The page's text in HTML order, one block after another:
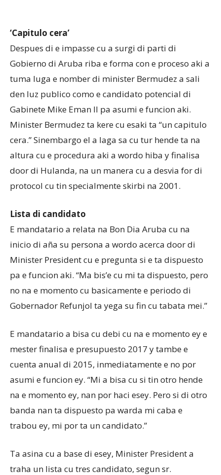
‘Capitulo cera’
Despues di e impasse cu a surgi di parti di
Gobierno di Aruba riba e forma con e proceso aki a
tuma luga e nomber di minister Bermudez a sali
den luz publico como e candidato potencial di
Gabinete Mike Eman II pa asumi e funcion aki.
Minister Bermudez ta kere cu esaki ta “un capitulo
cera.” Sinembargo el a laga sa cu tur hende ta na
altura cu e procedura aki a wordo hiba y finalisa
door di Hulanda, na un manera cu a desvia for di
protocol cu tin specialmente skirbi na 2001.
Lista di candidato
E mandatario a relata na Bon Dia Aruba cu na
inicio di aña su persona a wordo acerca door di
Minister President cu e pregunta si e ta dispuesto
pa e funcion aki. “Ma bis’e cu mi ta dispuesto, pero
no na e momento cu basicamente e periodo di
Gobernador Refunjol ta yega su fin cu tabata mei.”
E mandatario a bisa cu debi cu na e momento ey e
mester finalisa e presupuesto 2017 y tambe e
cuenta anual di 2015, inmediatamente e no por
asumi e funcion ey. “Mi a bisa cu si tin otro hende
na e momento ey, nan por haci esey. Pero si di otro
banda nan ta dispuesto pa warda mi caba e
trabou ey, mi por ta un candidato.”
Ta asina cu a base di esey, Minister President a
traha un lista cu tres candidato, segun sr.